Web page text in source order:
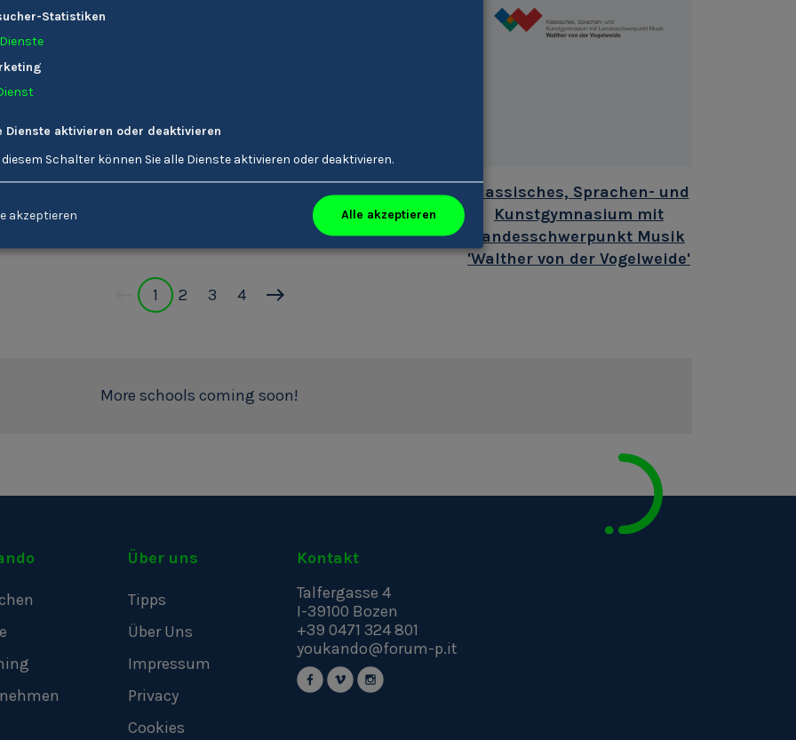
Schlanders
Realgymnasium Bozen und
Fachoberschule für
Bauwesen 'Peter Anich'
Klassisches, Sprachen- und
Kunstgymnasium mit
Landesschwerpunkt Musik
'Walther von der Vogelweide'
1
2 3 4
More schools coming soon!
Über uns
Tipps
Über Uns
Impressum
Privacy
Cookies
Kontakt
Talfergasse 4
I-39100 Bozen
+39 0471 324 801
youkando@forum-p.it
Statistiken
Dienste
Dienste aktivieren oder deaktivieren
Schalter können Sie alle Dienste aktivieren oder deaktivieren.
akzeptieren Alle akzeptieren